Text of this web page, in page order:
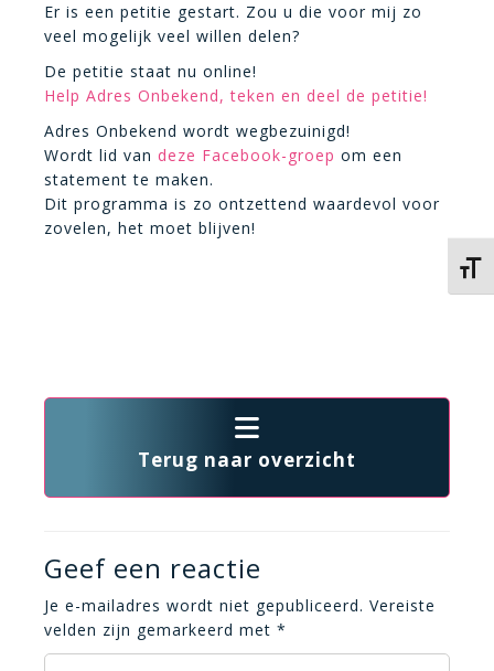
Er is een petitie gestart. Zou u die voor mij zo
veel mogelijk veel willen delen?
De petitie staat nu online!
Help Adres Onbekend, teken en deel de petitie!
Adres Onbekend wordt wegbezuinigd!
Wordt lid van deze Facebook-groep om een
statement te maken.
Dit programma is zo ontzettend waardevol voor
zovelen, het moet blijven!
Terug naar overzicht
Geef een reactie
Je e-mailadres wordt niet gepubliceerd. Vereiste
velden zijn gemarkeerd met *